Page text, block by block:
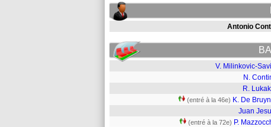
Antonio
V. Milinkovic-
N.
R.
(entré à la 46e) K. De
Juan
(entré à la 72e) P.